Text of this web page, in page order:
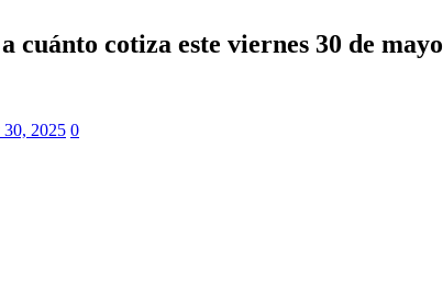
cuánto cotiza este viernes 30 de mayo
2025 0